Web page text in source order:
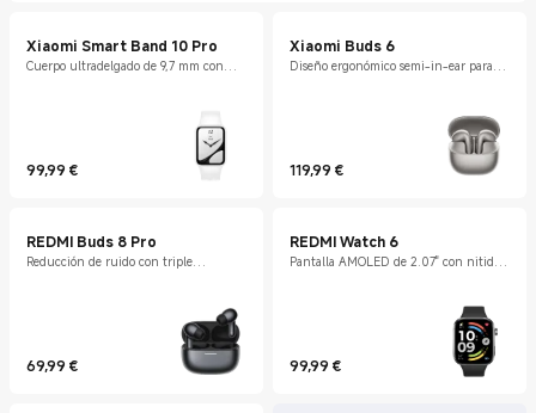
Xiaomi Smart Band 10 Pro
Cuerpo ultradelgado de 9,7 mm con
99,99 €
Current Price €99.99
Xiaomi Buds 6
Diseño ergonómico semi-in-ear para
119,99 €
Current Price €119.99
REDMI Buds 8 Pro
Reducción de ruido con triple
69,99 €
Current Price €69.99
REDMI Watch 6
Pantalla AMOLED de 2.07" con nitidez
99,99 €
Current Price €99.99